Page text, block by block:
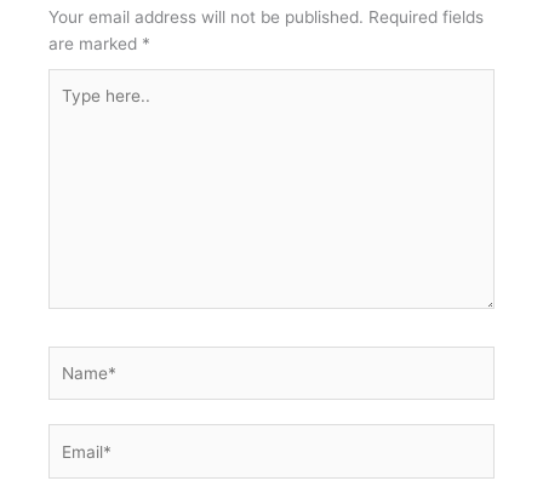
Your email address will not be published. Required fields
are marked *
here..